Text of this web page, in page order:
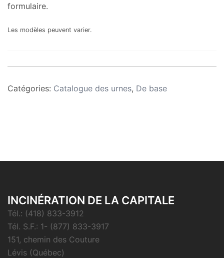
formulaire.
Les modèles peuvent varier.
Catégories: Catalogue des urnes, De base
INCINÉRATION DE LA CAPITALE
Tél.: (418) 833-3912
Tél. S.F.: 1- (877) 833-3917
151, chemin des Couture
Lévis (Québec)